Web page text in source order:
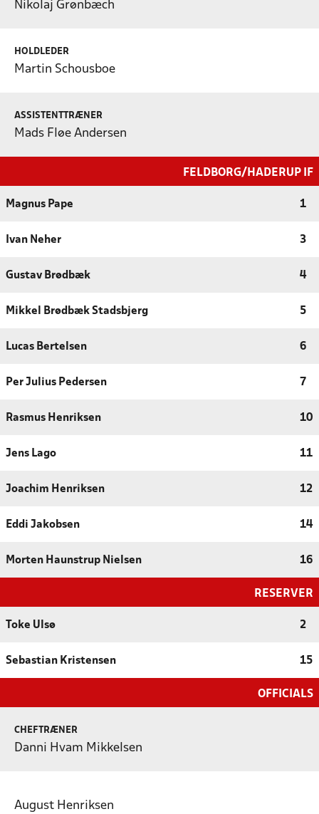
Nikolaj Grønbæch
HOLDLEDER
Martin Schousboe
ASSISTENTTRÆNER
Mads Fløe Andersen
FELDBORG/HADERUP IF
Magnus Pape 1
Ivan Neher 3
Gustav Brødbæk 4
Mikkel Brødbæk Stadsbjerg 5
Lucas Bertelsen 6
Per Julius Pedersen 7
Rasmus Henriksen 10
Jens Lago 11
Joachim Henriksen 12
Eddi Jakobsen 14
Morten Haunstrup Nielsen 16
RESERVER
Toke Ulsø 2
Sebastian Kristensen 15
OFFICIALS
CHEFTRÆNER
Danni Hvam Mikkelsen
August Henriksen